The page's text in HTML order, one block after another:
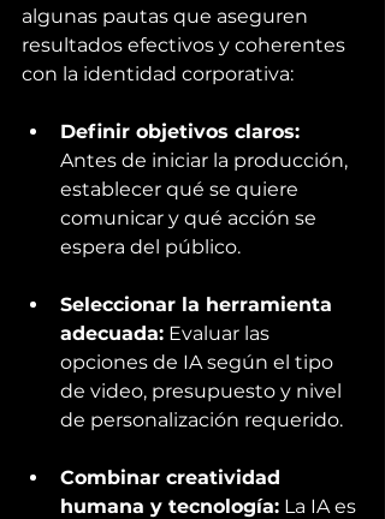
algunas pautas que aseguren
resultados efectivos y coherentes
con la identidad corporativa:
Definir objetivos claros:
Antes de iniciar la producción,
establecer qué se quiere
comunicar y qué acción se
espera del público.
Seleccionar la herramienta
adecuada: Evaluar las
opciones de IA según el tipo
de video, presupuesto y nivel
de personalización requerido.
Combinar creatividad
humana y tecnología: La IA es